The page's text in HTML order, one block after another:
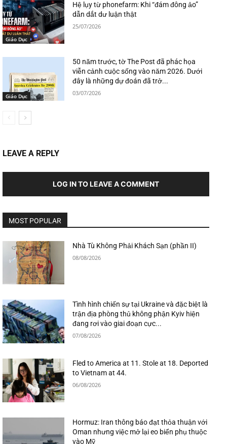
Giáo Dục
Hệ lụy từ phonefarm: Khi “đám đông ảo”
dẫn dắt dư luận thật
25/07/2026
Giáo Dục
50 năm trước, tờ The Post đã phác họa
viễn cảnh cuộc sống vào năm 2026. Dưới
đây là những dự đoán đã trở...
03/07/2026
LEAVE A REPLY
LOG IN TO LEAVE A COMMENT
MOST POPULAR
Nhà Tù Không Phải Khách Sạn (phần II)
08/08/2026
Tình hình chiến sự tại Ukraine và đặc biệt là
trận địa phòng thủ không phận Kyiv hiện
đang rơi vào giai đoạn cực...
07/08/2026
Fled to America at 11. Stole at 18. Deported
to Vietnam at 44.
06/08/2026
Hormuz: Iran thông báo đạt thỏa thuận với
Oman nhưng việc mở lại eo biển phụ thuộc
vào Mỹ